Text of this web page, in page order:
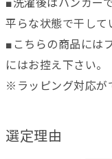
■洗濯後はハンガー
平らな状態で干して
■こちらの商品には
にはお控え下さい。
※ラッピング対応が
選定理由